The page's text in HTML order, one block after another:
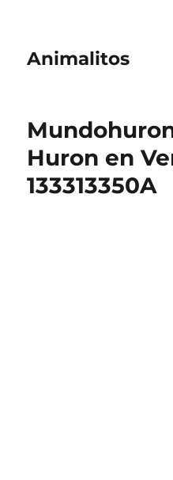
Animalitos
Huron en
133313350A